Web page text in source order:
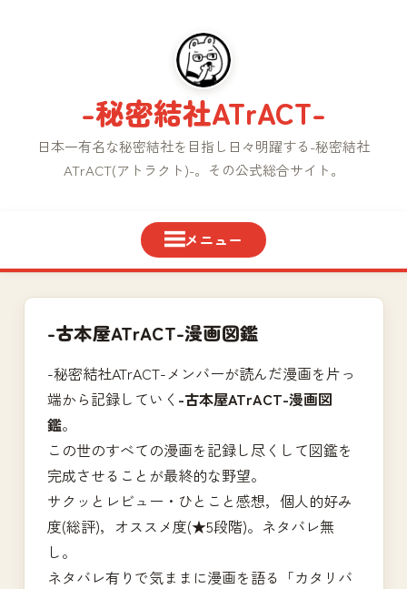
-秘密結社ATrACT-
日本一有名な秘密結社を目指し日々明躍する-秘密結社
ATrACT(アトラクト)-。その公式総合サイト。
-古本屋ATrACT-漫画図鑑
-秘密結社ATrACT-メンバーが読んだ漫画を片っ
端から記録していく -古本屋ATrACT-漫画図
鑑。
この世のすべての漫画を記録し尽くして図鑑を
完成させることが最終的な野望。
サクッとレビュー・ひとこと感想，個人的好み
度(総評)，オススメ度(★5段階)。ネタバレ無
し。
ネタバレ有りで気ままに漫画を語る「カタリバ